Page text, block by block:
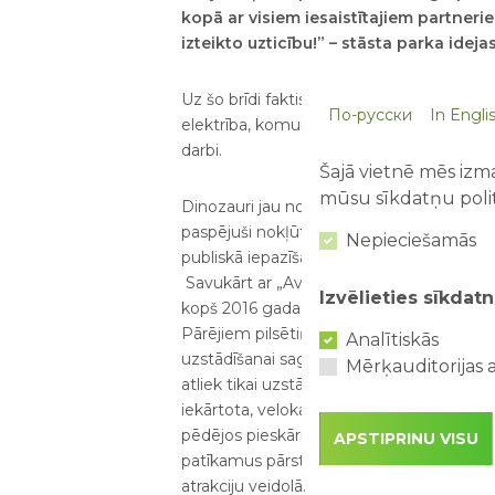
kopā ar visiem iesaistītajiem
izteikto uzticību!” – stāsta parka
Uz šo brīdi faktiski ir izdarīta tā daļa, kas
elektrība, komunikācijas, grunts darbi un
darbi.
Dinozauri jau no pagājušā gada rudens
paspējuši nokļūt ne viena vien
publiskā iepazīšanās ar vienu no tiem
Savukārt ar „Avārijas Brigādes”
kopš 2016 gada vasaras paguvuši
Pārējiem pilsētiņas objektiem palikuši
uzstādīšanai sagatavotajā vietā parkā.
atliek tikai uzstādīt to jaunās mājvietas
iekārtota, velokarti gaida angārā, tāpat
pēdējos pieskārienus ražotāju darbnīcā
patīkamus pārsteigumus sadarbībā ar
atrakciju veidolā.
По-русски In
Šajā vietnē mēs
mūsu sīkdatņu
Nepieciešamās
Izvēlieties
Analītiskās
Mērķauditorijas
APSTIPRINU VISU